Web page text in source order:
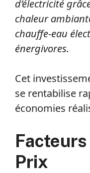
d’électricité
chaleur
chauffe-eau
énergivores.
Cet
se rentabilise
économies
Prix